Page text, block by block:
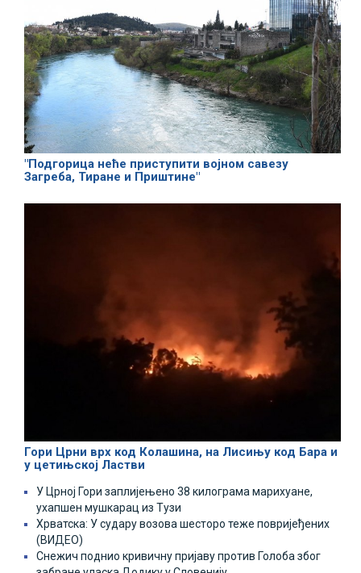
"Подгорица неће приступити војном савезу
Загреба, Тиране и Приштине"
Гори Црни врх код Колашина, на Лисињу код Бара и
у цетињској Ластви
У Црној Гори заплијењено 38 килограма марихуане,
ухапшен мушкарац из Тузи
Хрватска: У судару возова шесторо теже повријеђених
(ВИДЕО)
Снежич поднио кривичну пријаву против Голоба због